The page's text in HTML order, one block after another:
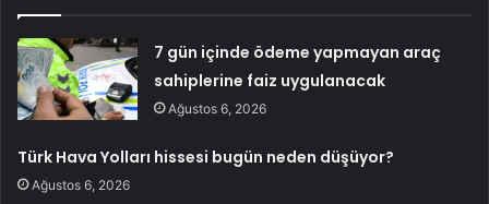
7 gün içinde ödeme yapmayan araç
sahiplerine faiz uygulanacak
Ağustos 6, 2026
Türk Hava Yolları hissesi bugün neden düşüyor?
Ağustos 6, 2026